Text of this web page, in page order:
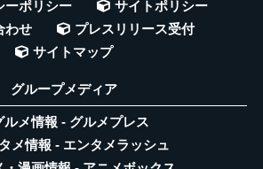
ーポリシー
サイトポリシー
わせ
プレスリリース受付
サイトマップ
グループメディア
ルメ情報 - グルメプレス
メ情報 - エンタメラッシュ